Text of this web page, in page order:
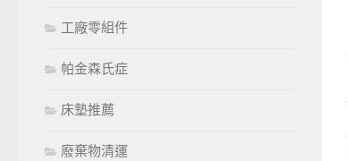
工廠零組件
帕金森氏症
床墊推薦
廢棄物清運